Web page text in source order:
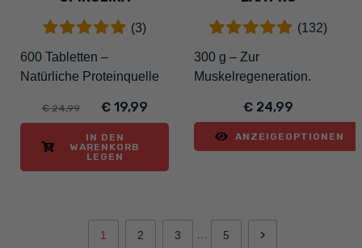
(3)
600 Tabletten –
Natürliche Proteinquelle
€ 24,99 € 19,99
IN DEN
WARENKORB
LEGEN
(132)
300 g – Zur
Muskelregeneration.
€ 24,99
ANZEIGEOPTIONEN
1 2 3 … 5 